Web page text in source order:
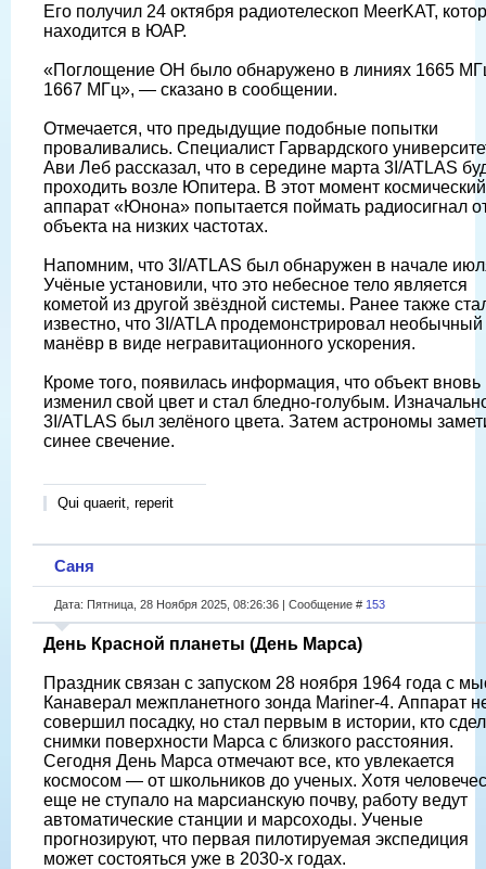
Его получил 24 октября радиотелескоп MeerKAT,
находится в ЮАР.
«Поглощение ОН было обнаружено в линиях 1665
1667 МГц», — сказано в сообщении.
Отмечается, что предыдущие подобные попытки
проваливались. Специалист Гарвардского
Ави Леб рассказал, что в середине марта 3I/ATLAS
проходить возле Юпитера. В этот момент космический
аппарат «Юнона» попытается поймать радиосигнал
объекта на низких частотах.
Напомним, что 3I/ATLAS был обнаружен в начале
Учёные установили, что это небесное тело является
кометой из другой звёздной системы. Ранее также
известно, что 3I/ATLA продемонстрировал необычный
манёвр в виде негравитационного ускорения.
Кроме того, появилась информация, что объект вновь
изменил свой цвет и стал бледно-голубым.
3I/ATLAS был зелёного цвета. Затем астрономы
синее свечение.
Qui quaerit, reperit
Саня
Дата: Пятница, 28 Ноября 2025, 08:26:36 | Сообщение # 153
День Красной планеты (День Марса)
Праздник связан с запуском 28 ноября 1964 года с
Канаверал межпланетного зонда Mariner-4. Аппарат
совершил посадку, но стал первым в истории, кто
снимки поверхности Марса с близкого расстояния.
Сегодня День Марса отмечают все, кто увлекается
космосом — от школьников до ученых. Хотя
еще не ступало на марсианскую почву, работу ведут
автоматические станции и марсоходы. Ученые
прогнозируют, что первая пилотируемая экспедиция
может состояться уже в 2030-х годах.